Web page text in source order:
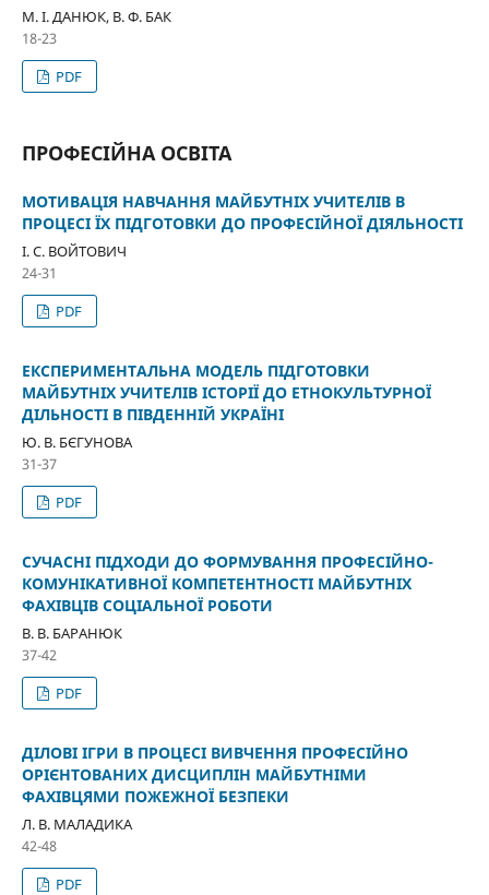
М. І. ДАНЮК, В. Ф. БАК
18-23
PDF
ПРОФЕСІЙНА ОСВІТА
МOТИВАЦIЯ НАВЧАННЯ МАЙБУТНIХ УЧИТЕЛIВ В
ПРОЦЕСІ ЇХ ПІДГОТОВКИ ДО ПРОФЕСІЙНОЇ ДІЯЛЬНОСТІ
І. С. ВОЙТОВИЧ
24-31
PDF
ЕКСПЕРИМЕНТАЛЬНА МОДЕЛЬ ПІДГОТОВКИ
МАЙБУТНІХ УЧИТЕЛІВ ІСТОРІЇ ДО ЕТНОКУЛЬТУРНОЇ
ДІЛЬНОСТІ В ПІВДЕННІЙ УКРАЇНІ
Ю. В. БЄГУНОВА
31-37
PDF
СУЧАСНІ ПІДХОДИ ДО ФОРМУВАННЯ ПРОФЕСІЙНО-
КОМУНІКАТИВНОЇ КОМПЕТЕНТНОСТІ МАЙБУТНІХ
ФАХІВЦІВ СОЦІАЛЬНОЇ РОБОТИ
В. В. БАРАНЮК
37-42
PDF
ДІЛОВІ ІГРИ В ПРОЦЕСІ ВИВЧЕННЯ ПРОФЕСІЙНО
ОРІЄНТОВАНИХ ДИСЦИПЛІН МАЙБУТНІМИ
ФАХІВЦЯМИ ПОЖЕЖНОЇ БЕЗПЕКИ
Л. В. МАЛАДИКА
42-48
PDF